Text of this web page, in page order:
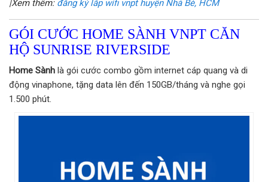
|Xem thêm: đăng ký lắp wifi vnpt huyện Nhà Bè, HCM
GÓI CƯỚC HOME SÀNH VNPT CĂN
HỘ SUNRISE RIVERSIDE
Home Sành là gói cước combo gồm internet cáp quang và di
động vinaphone, tặng data lên đến 150GB/tháng và nghe gọi
1.500 phút.